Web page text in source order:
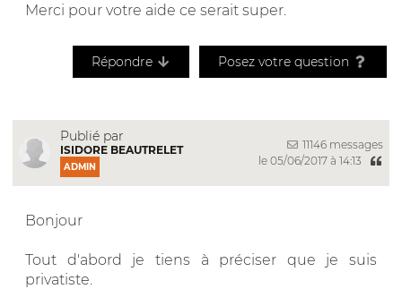
Merci pour votre aide ce serait super.
Répondre Posez votre question
Publié par
ISIDORE BEAUTRELET
ADMIN
11146 messages
le 05/06/2017 à 14:13
Bonjour
Tout d'abord je tiens à préciser que je suis
privatiste.